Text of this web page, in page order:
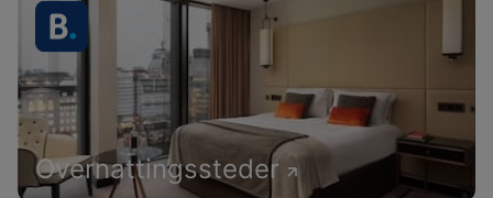
Overnattingssteder